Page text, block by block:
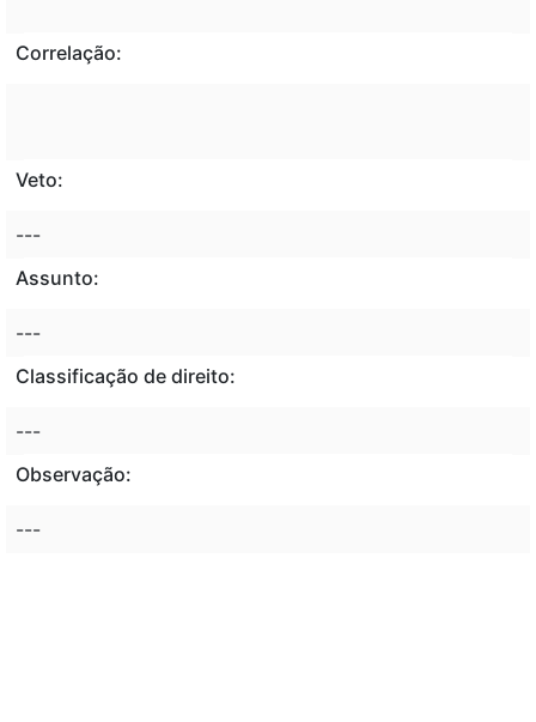
Correlação:
Veto:
---
Assunto:
---
Classificação de direito:
---
Observação:
---